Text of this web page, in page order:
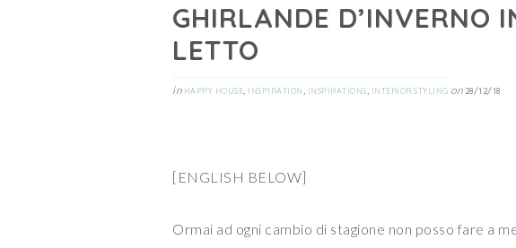
GHIRLANDE D’INVERNO
LETTO
in HAPPY HOUSE, INSPIRATION , INSPIRATIONS, INTERIOR STYLING on 28/12/18
[ENGLISH BELOW]
Ormai ad ogni cambio di stagione non posso fare a